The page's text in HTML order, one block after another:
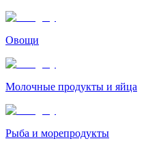
Овощи
Молочные продукты и яйца
Рыба и морепродукты